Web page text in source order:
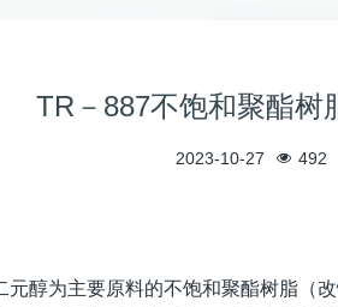
TR－887不饱和聚酯树
2023-10-27 492
醇为主要原料的不饱和聚酯树脂（